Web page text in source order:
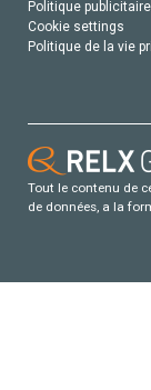
Politique publicitaire
Cookie settings
Politique de la vie
Tout le contenu de
de données, a la